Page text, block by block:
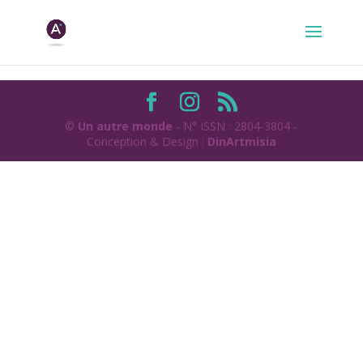
© Un autre monde - N° ISSN : 2804-3804 -
Conception & Design : DinArtmisia